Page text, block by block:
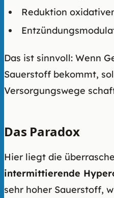
Reduktion
Das ist sinnvoll: Wenn
Sauerstoff bekommt,
Versorgungswege
Das Paradox
Hier liegt die
intermittierende
sehr hoher Sauerstoff,